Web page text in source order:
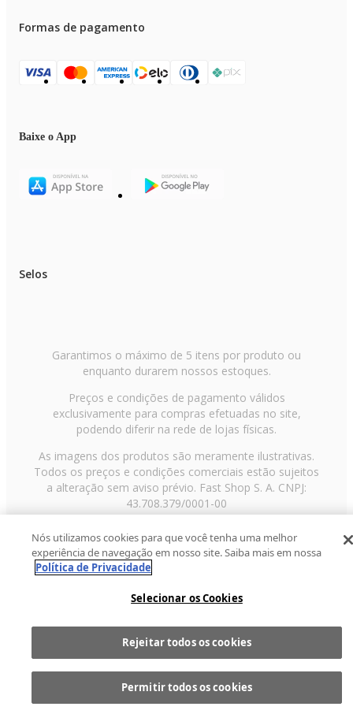
Comprar
Formas de pagamento
Baixe o App
Selos
Garantimos o máximo de 5 itens por produto ou
enquanto durarem nossos estoques.
Preços e condições de pagamento válidos
exclusivamente para compras efetuadas no site,
podendo diferir na rede de lojas físicas.
As imagens dos produtos são meramente ilustrativas.
Todos os preços e condições comerciais estão sujeitos
a alteração sem aviso prévio. Fast Shop S. A. CNPJ:
43.708.379/0001-00
Avenida Zaki Narchi, nº 1650, sobreloja, Carandiru, São
Paulo/SP, CEP 02029-001, Telefone: 11 3003-3728 ©
2013 Fast Shop - Todos os direitos reservadosRF
Nós utilizamos cookies para que você tenha uma melhor
experiência de navegação em nosso site. Saiba mais em nossa
Política de Privacidade
Selecionar os Cookies
Rejeitar todos os cookies
Permitir todos os cookies